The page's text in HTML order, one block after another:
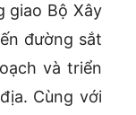
giao Bộ Xây
đường sắt
và triển
Cùng với